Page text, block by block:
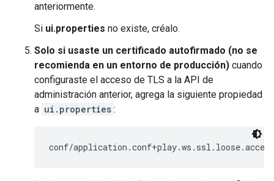
anteriormente.
Si ui.properties no existe, créalo.
Solo si usaste un certificado autofirmado (no se
recomienda en un entorno de producción) cuando
configuraste el acceso de TLS a la API de
administración anterior, agrega la siguiente propiedad
a ui.properties :
conf/